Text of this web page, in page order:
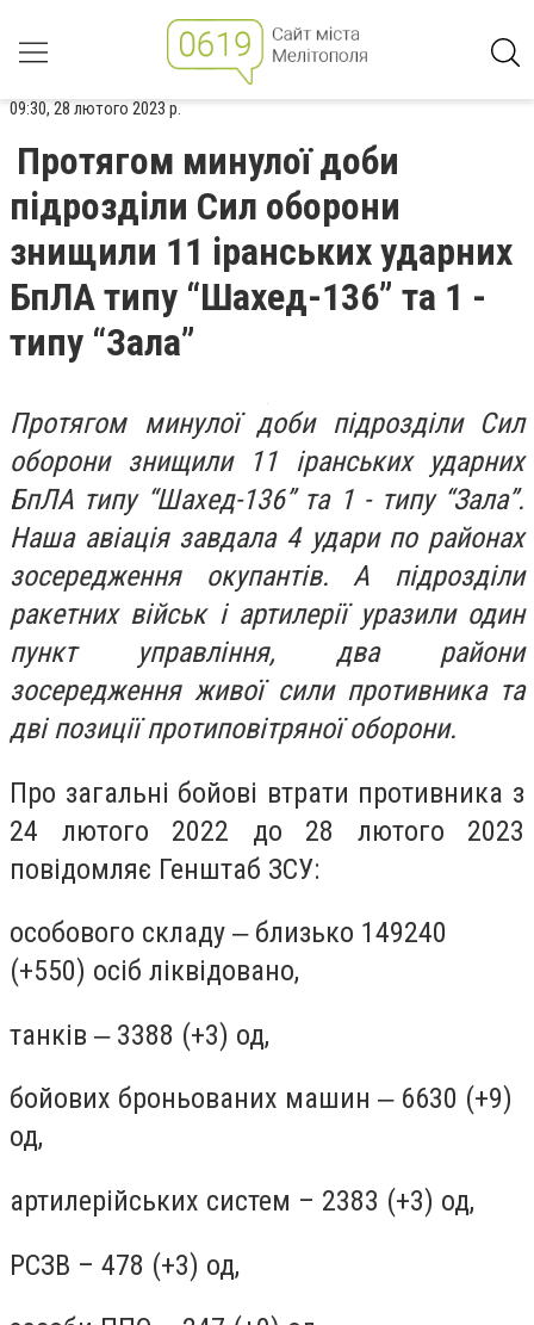
09:30, 28 лютого 2023 р.
Протягом минулої доби
підрозділи Сил оборони
знищили 11 іранських ударних
БпЛА типу “Шахед-136” та 1 -
типу “Зала”
Протягом минулої доби підрозділи Сил
оборони знищили 11 іранських ударних
БпЛА типу “Шахед-136” та 1 - типу “Зала”.
Наша авіація завдала 4 удари по районах
зосередження окупантів. А підрозділи
ракетних військ і артилерії уразили один
пункт управління, два райони
зосередження живої сили противника та
дві позиції протиповітряної оборони.
Про загальні бойові втрати противника з
24 лютого 2022 до 28 лютого 2023
повідомляє Генштаб ЗСУ:
особового складу ‒ близько 149240
(+550) осіб ліквідовано,
танків ‒ 3388 (+3) од,
бойових броньованих машин ‒ 6630 (+9)
од,
артилерійських систем – 2383 (+3) од,
РСЗВ – 478 (+3) од,